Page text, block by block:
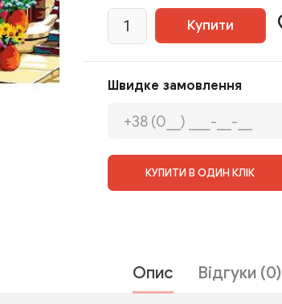
Швидке замовлення
КУПИТИ В ОДИН КЛІК
Опис Відгуки (0)